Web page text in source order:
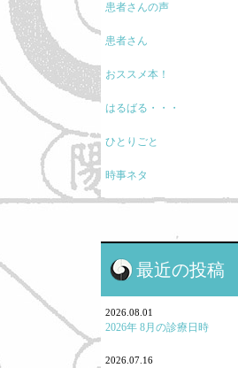
患者さんの声
患者さん
おススメ本！
はるばる・・・
ひとりごと
時事ネタ
現代医療に関して
鍼灸と保険・業界のお話
鍼灸学校、鍼灸学生に関して
最近の投稿
2026.08.01
2026年 8月の診療日時
2026.07.16